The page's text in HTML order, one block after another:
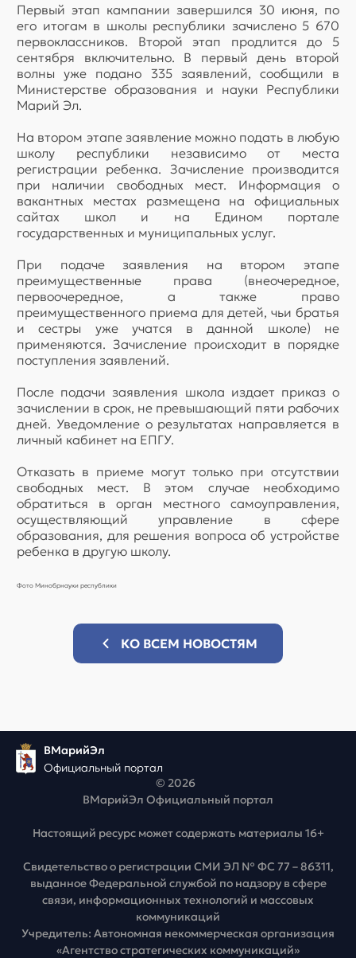
Первый этап кампании завершился 30 июня, по
его итогам в школы республики зачислено 5 670
первоклассников. Второй этап продлится до 5
сентября включительно. В первый день второй
волны уже подано 335 заявлений, сообщили в
Министерстве образования и науки Республики
Марий Эл.
На втором этапе заявление можно подать в любую
школу республики независимо от места
регистрации ребенка. Зачисление производится
при наличии свободных мест. Информация о
вакантных местах размещена на официальных
сайтах школ и на Едином портале
государственных и муниципальных услуг.
При подаче заявления на втором этапе
преимущественные права (внеочередное,
первоочередное, а также право
преимущественного приема для детей, чьи братья
и сестры уже учатся в данной школе) не
применяются. Зачисление происходит в порядке
поступления заявлений.
После подачи заявления школа издает приказ о
зачислении в срок, не превышающий пяти рабочих
дней. Уведомление о результатах направляется в
личный кабинет на ЕПГУ.
Отказать в приеме могут только при отсутствии
свободных мест. В этом случае необходимо
обратиться в орган местного самоуправления,
осуществляющий управление в сфере
образования, для решения вопроса об устройстве
ребенка в другую школу.
Фото Минобрнауки республики
КО ВСЕМ НОВОСТЯМ
ВМарийЭл
Официальный портал
© 2026
ВМарийЭл Официальный портал
Настоящий ресурс может содержать материалы 16+
Свидетельство о регистрации СМИ ЭЛ № ФС 77 – 86311,
выданное Федеральной службой по надзору в сфере
связи, информационных технологий и массовых
коммуникаций
Учредитель: Автономная некоммерческая организация
«Агентство стратегических коммуникаций»